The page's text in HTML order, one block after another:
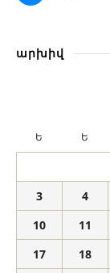
արխիվ
Ե Ե
3
4
10
11
17
18